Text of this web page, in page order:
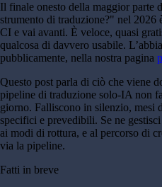
Il finale onesto della maggior parte
strumento di traduzione?" nel
CI e vai avanti. È veloce, quasi
qualcosa di davvero usabile.
pubblicamente, nella nostra pagina
Questo post parla di ciò che viene
pipeline di traduzione solo-IA non
giorno. Falliscono in silenzio, mesi
specifici e prevedibili. Se ne
ai modi di rottura, e al percorso di
via la pipeline.
Fatti in breve